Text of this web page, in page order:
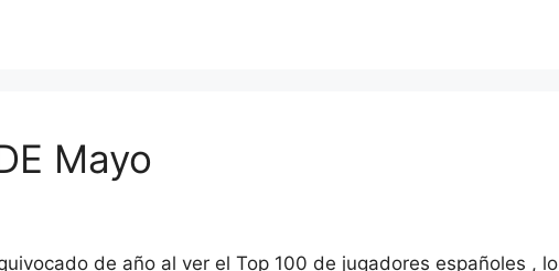
Mayo
de año al ver el Top 100 de jugadores españoles , lo